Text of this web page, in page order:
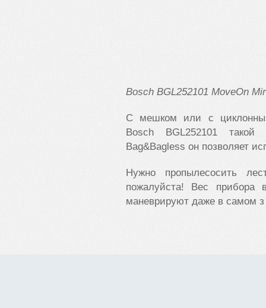
Bosch BGL252101 MoveOn
С мешком или с
Bosch BGL252101 такой
Bag&Bagless он позволяет
Нужно пропылесосить
пожалуйста! Вес прибора
маневрируют даже в самом з